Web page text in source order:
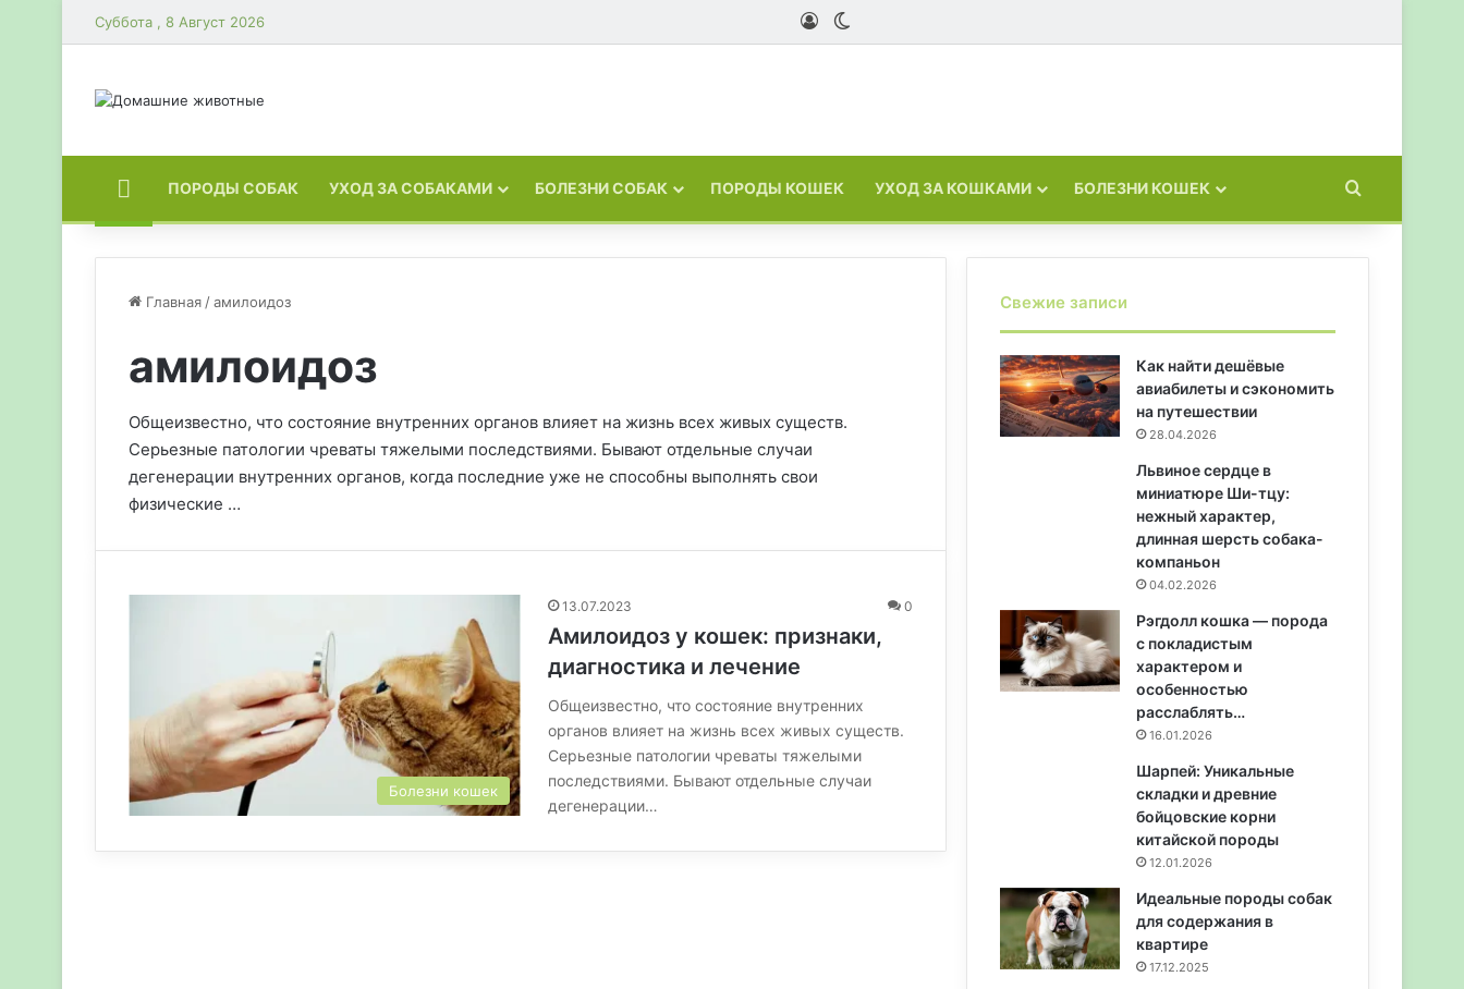
Суббота , 8 Август 2026 Войти
ГЛАВНАЯ
ПОРОДЫ СОБАК УХОД ЗА СОБАКАМИ БОЛЕЗНИ СОБАК ПОРОДЫ КОШЕК УХОД ЗА КОШКАМИ БОЛЕЗНИ КОШЕК
Главная /амилоидоз
амилоидоз
Общеизвестно, что состояние внутренних органов влияет на жизнь всех живых существ.
Серьезные патологии чреваты тяжелыми последствиями. Бывают отдельные случаи
дегенерации внутренних органов, когда последние уже не способны выполнять свои
физические …
Болезни кошек
13.07.2023 0
Амилоидоз у кошек: признаки,
диагностика и лечение
Общеизвестно, что состояние внутренних
органов влияет на жизнь всех живых существ.
Серьезные патологии чреваты тяжелыми
последствиями. Бывают отдельные случаи
дегенерации…
Свежие записи
Как найти дешёвые
авиабилеты и сэкономить
на путешествии
28.04.2026
Львиное сердце в
миниатюре Ши-тцу:
нежный характер,
длинная шерсть собака-
компаньон
04.02.2026
Рэгдолл кошка — порода
с покладистым
характером и
особенностью
расслаблять…
16.01.2026
Шарпей: Уникальные
складки и древние
бойцовские корни
китайской породы
12.01.2026
Идеальные породы собак
для содержания в
квартире
17.12.2025